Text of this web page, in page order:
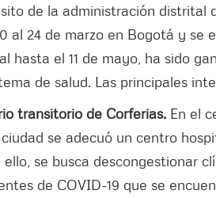
de la administración distrital
al 24 de marzo en Bogotá y se
hasta el 11 de mayo, ha sido
de salud. Las principales
transitorio de Corferias. En el
se adecuó un centro
ello, se busca descongestionar
de COVID-19 que se